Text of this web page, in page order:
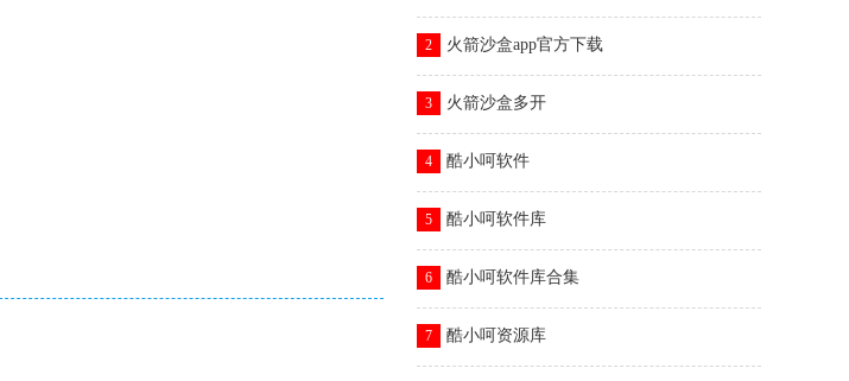
2 火箭沙盒app官方下载
3 火箭沙盒多开
4 酷小呵软件
5 酷小呵软件库
6 酷小呵软件库合集
7 酷小呵资源库